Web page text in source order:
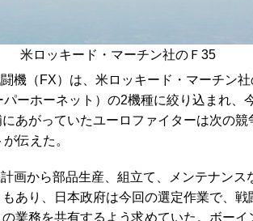
米ロッキード・マーチン社のＦ35
機（FX）は、米ロッキード・マーチン
ーホーネット）の2機種に絞り込まれ、
あがっていたユーロファイターは次の競
伝えた。
画から部品生産、組立て、メンテナンス
あり、日本政府は今回の選定作業で、
業務を共有するよう求めていた。ボー